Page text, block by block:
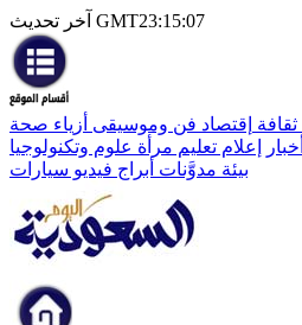
آخر تحديث GMT23:15:07
ثقافة إقتصاد فن وموسيقى أزياء صحة
أخبار إعلام تعليم مرأة علوم وتكنولوجيا
بيئة مدوَّنات أبراج فيديو سيارات